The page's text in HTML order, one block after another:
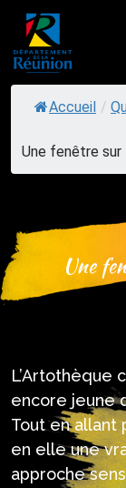
Skip
content
Accueil /
Une fenêtre sur
Une
L’Artothèque
encore jeune
Tout en allant
en elle une
approche